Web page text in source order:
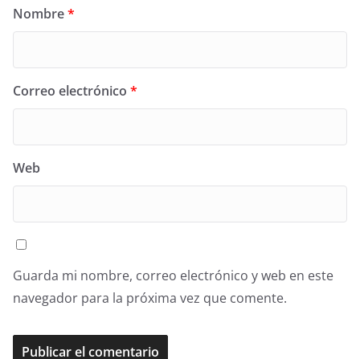
Nombre*
Correo electrónico *
Web
Guarda mi nombre, correo electrónico y web en este
navegador para la próxima vez que comente.